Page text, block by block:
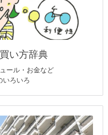
い方辞典
ール・お金など
いろいろ